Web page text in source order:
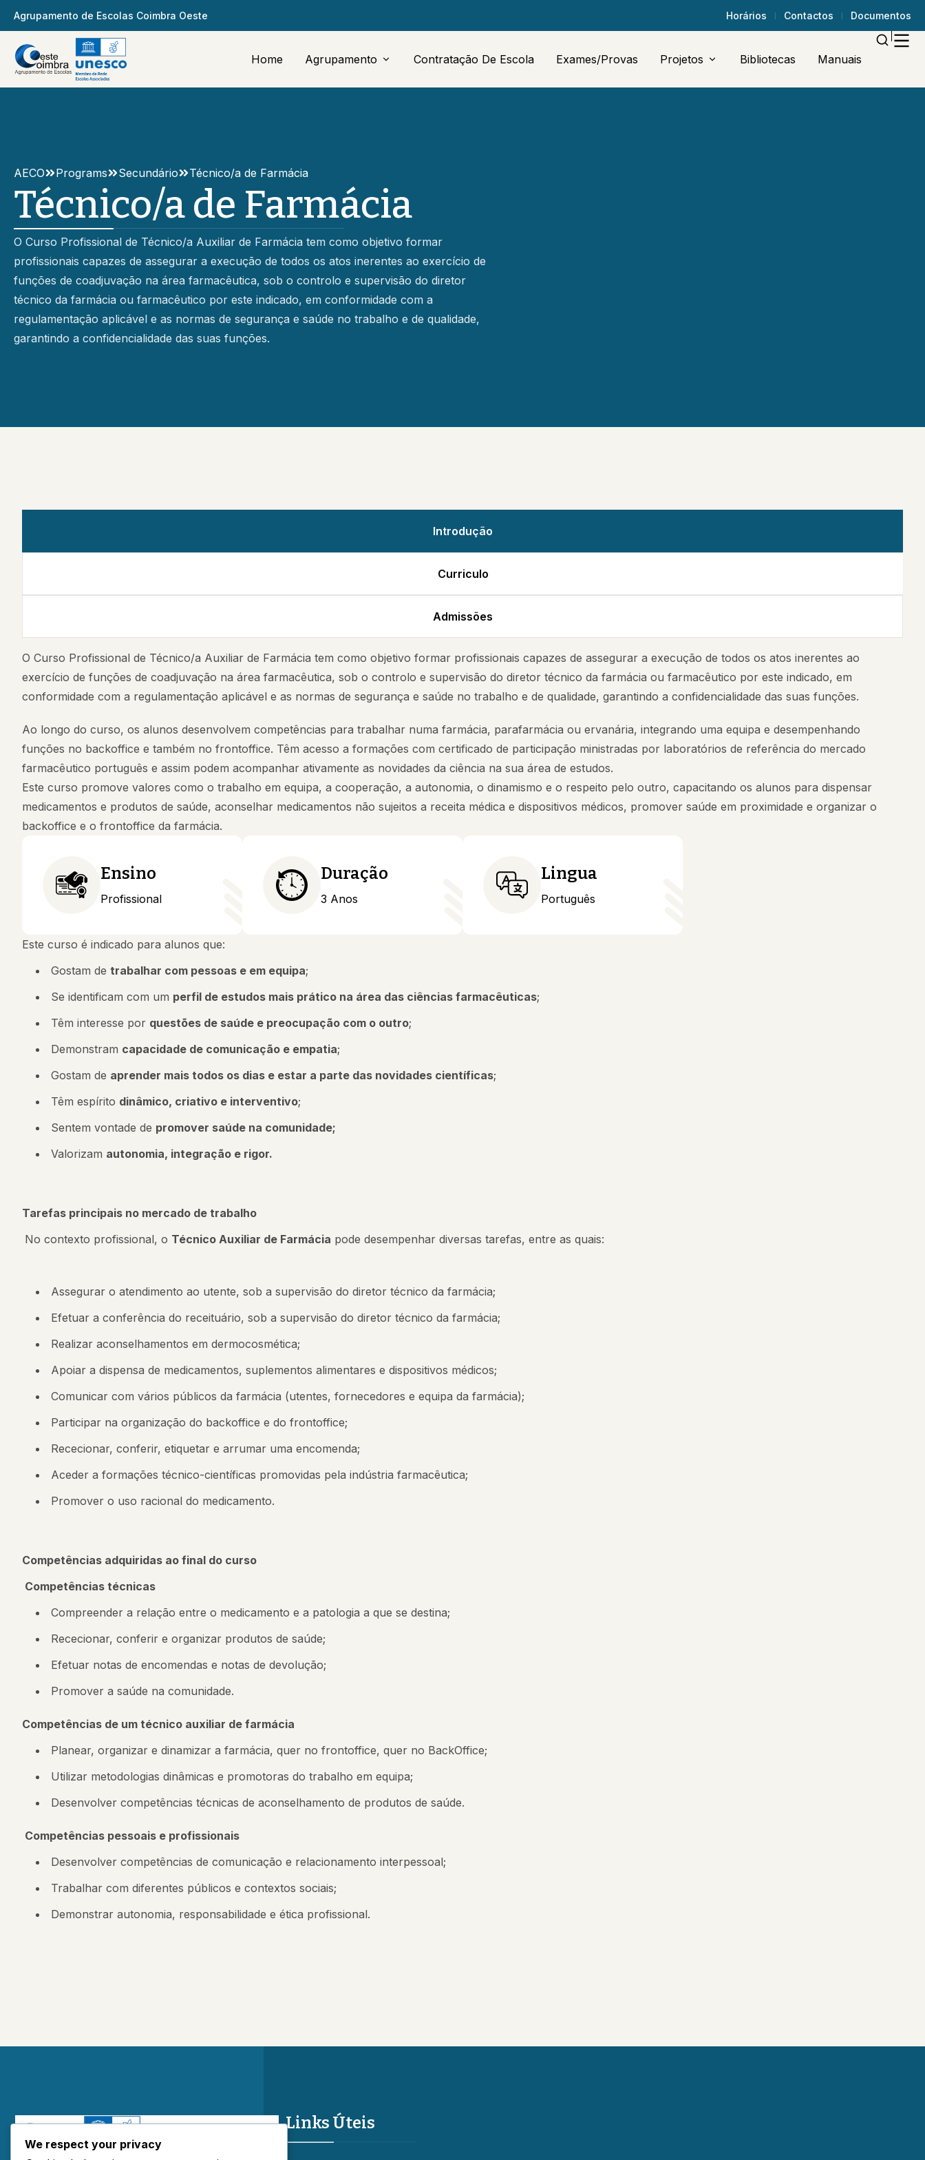
Agrupamento de Escolas Coimbra Oeste Horários Contactos Documentos
Home Agrupamento
(Sede)
EMAEI
SPO
EQAVET
Oferta Educativa 2026/2027
Contratação De Escola Exames/Provas Projetos Bibliotecas Manuais
AECO Programs Secundário Técnico/a de Farmácia
Técnico/a de Farmácia
O Curso Profissional de Técnico/a Auxiliar de Farmácia tem como objetivo formar
profissionais capazes de assegurar a execução de todos os atos inerentes ao exercício de
funções de coadjuvação na área farmacêutica, sob o controlo e supervisão do diretor
técnico da farmácia ou farmacêutico por este indicado, em conformidade com a
regulamentação aplicável e as normas de segurança e saúde no trabalho e de qualidade,
garantindo a confidencialidade das suas funções.
Introdução
Curriculo
Admissões
O Curso Profissional de Técnico/a Auxiliar de Farmácia tem como objetivo formar profissionais capazes de assegurar a execução de todos os atos inerentes ao
exercício de funções de coadjuvação na área farmacêutica, sob o controlo e supervisão do diretor técnico da farmácia ou farmacêutico por este indicado, em
conformidade com a regulamentação aplicável e as normas de segurança e saúde no trabalho e de qualidade, garantindo a confidencialidade das suas funções.
Ao longo do curso, os alunos desenvolvem competências para trabalhar numa farmácia, parafarmácia ou ervanária, integrando uma equipa e desempenhando
funções no backoffice e também no frontoffice. Têm acesso a formações com certificado de participação ministradas por laboratórios de referência do mercado
farmacêutico português e assim podem acompanhar ativamente as novidades da ciência na sua área de estudos.
Este curso promove valores como o trabalho em equipa, a cooperação, a autonomia, o dinamismo e o respeito pelo outro, capacitando os alunos para dispensar
medicamentos e produtos de saúde, aconselhar medicamentos não sujeitos a receita médica e dispositivos médicos, promover saúde em proximidade e organizar o
backoffice e o frontoffice da farmácia.
Ensino
Profissional
Duração
3 Anos
Lingua
Português
Este curso é indicado para alunos que:
Gostam de trabalhar com pessoas e em equipa;
Se identificam com um perfil de estudos mais prático na área das ciências farmacêuticas;
Têm interesse por questões de saúde e preocupação com o outro;
Demonstram capacidade de comunicação e empatia;
Gostam de aprender mais todos os dias e estar a parte das novidades científicas;
Têm espírito dinâmico, criativo e interventivo;
Sentem vontade de promover saúde na comunidade;
Valorizam autonomia, integração e rigor.
Tarefas principais no mercado de trabalho
No contexto profissional, o Técnico Auxiliar de Farmácia pode desempenhar diversas tarefas, entre as quais:
Assegurar o atendimento ao utente, sob a supervisão do diretor técnico da farmácia;
Efetuar a conferência do receituário, sob a supervisão do diretor técnico da farmácia;
Realizar aconselhamentos em dermocosmética;
Apoiar a dispensa de medicamentos, suplementos alimentares e dispositivos médicos;
Comunicar com vários públicos da farmácia (utentes, fornecedores e equipa da farmácia);
Participar na organização do backoffice e do frontoffice;
Rececionar, conferir, etiquetar e arrumar uma encomenda;
Aceder a formações técnico-científicas promovidas pela indústria farmacêutica;
Promover o uso racional do medicamento.
Competências adquiridas ao final do curso
Competências técnicas
Compreender a relação entre o medicamento e a patologia a que se destina;
Rececionar, conferir e organizar produtos de saúde;
Efetuar notas de encomendas e notas de devolução;
Promover a saúde na comunidade.
Competências de um técnico auxiliar de farmácia
Planear, organizar e dinamizar a farmácia, quer no frontoffice, quer no BackOffice;
Utilizar metodologias dinâmicas e promotoras do trabalho em equipa;
Desenvolver competências técnicas de aconselhamento de produtos de saúde.
Competências pessoais e profissionais
Desenvolver competências de comunicação e relacionamento interpessoal;
Trabalhar com diferentes públicos e contextos sociais;
Demonstrar autonomia, responsabilidade e ética profissional.
Links Úteis
We respect your privacy